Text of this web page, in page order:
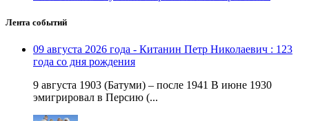
Лента событий
09 августа 2026 года - Китанин Петр Николаевич : 123
года со дня рождения
9 августа 1903 (Батуми) – после 1941 В июне 1930
эмигрировал в Персию (...